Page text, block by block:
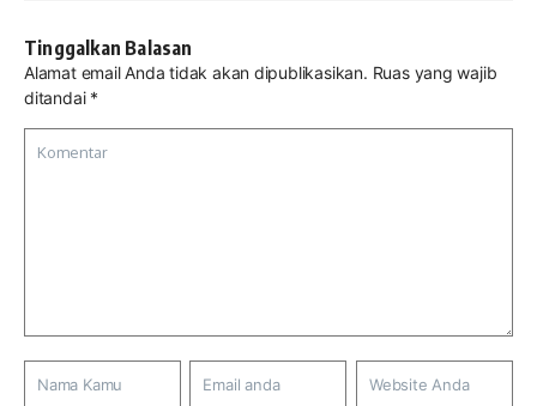
Tinggalkan Balasan
Alamat email Anda tidak akan dipublikasikan. Ruas yang wajib
ditandai *